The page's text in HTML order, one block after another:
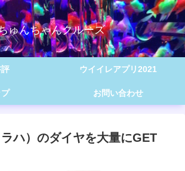
ゅんちゃんクルーズ
ウイイレアプリ2021
お問い合わせ
ハ）のダイヤを大量にGET